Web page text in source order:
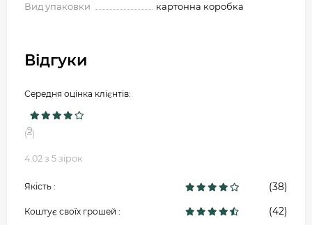
Вид упаковки картонна коробка
Відгуки
Середня оцінка клієнтів:
(9)
4.02 з 5 зірок
Якість : (38)
Коштує своїх грошей : (42)